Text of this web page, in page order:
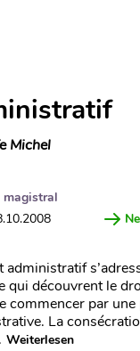
Michel
magistral
administratif
qui découvrent le
commencer par
La
Weiterlesen